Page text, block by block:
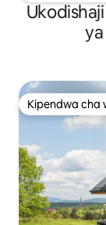
Kipendwa cha
Kipendwa cha